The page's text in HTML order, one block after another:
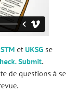
STM et UKSG se
Submit.
de questions à se